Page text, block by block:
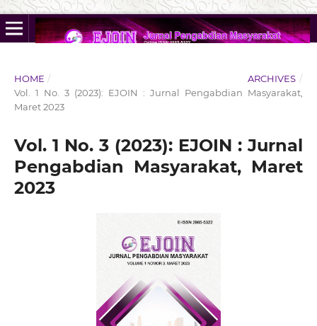
HOME / ARCHIVES /
Vol. 1 No. 3 (2023): EJOIN : Jurnal Pengabdian Masyarakat,
Maret 2023
Vol. 1 No. 3 (2023): EJOIN : Jurnal
Pengabdian Masyarakat, Maret
2023